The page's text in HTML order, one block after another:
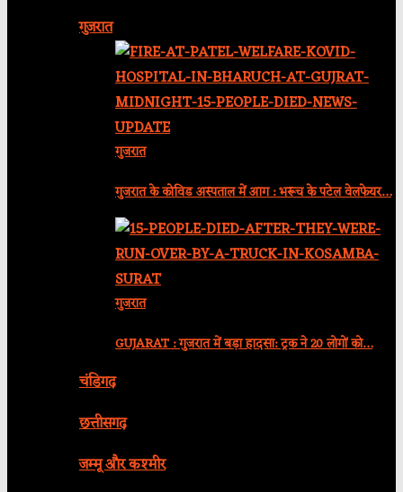
गुजरात
गुजरात
गुजरात के कोविड अस्पताल में आग : भरूच के पटेल वेलफेयर…
गुजरात
GUJARAT : गुजरात में बड़ा हादसा: ट्रक ने 20 लोगों को…
चंडिगढ़
छत्तीसगढ़
जम्मू और कश्मीर